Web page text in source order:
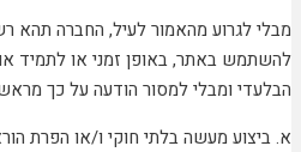
מבלי לגרוע מהאמור לעיל, החברה תהא
להשתמש באתר, באופן זמני או לתמיד
הבלעדי ומבלי למסור הודעה על כך
א. ביצוע מעשה בלתי חוקי ו/או הפרת